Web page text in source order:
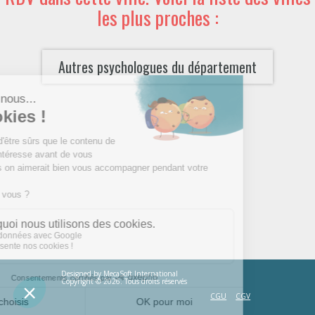
les plus proches :
Autres psychologues du département
Designed by MecaSoft International
Copyright © 2026. Tous droits réservés
CGU
CGV